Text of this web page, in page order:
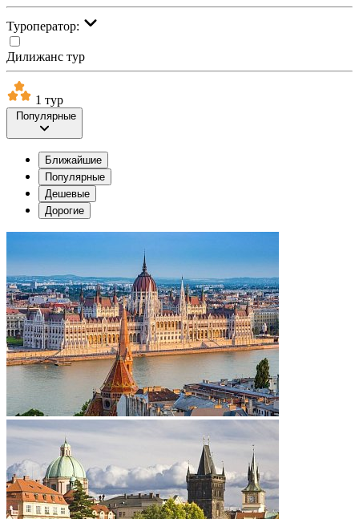
Туроператор:
Дилижанс тур
1 тур
Популярные
Ближайшие
Популярные
Дешевые
Дорогие